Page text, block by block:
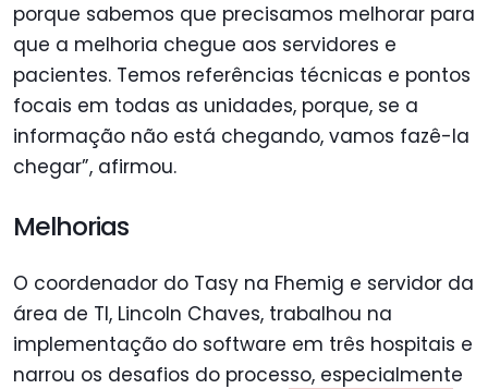
porque sabemos que precisamos melhorar para
que a melhoria chegue aos servidores e
pacientes. Temos referências técnicas e pontos
focais em todas as unidades, porque, se a
informação não está chegando, vamos fazê-la
chegar”, afirmou.
Melhorias
O coordenador do Tasy na Fhemig e servidor da
área de TI, Lincoln Chaves, trabalhou na
implementação do software em três hospitais e
narrou os desafios do processo, especialmente